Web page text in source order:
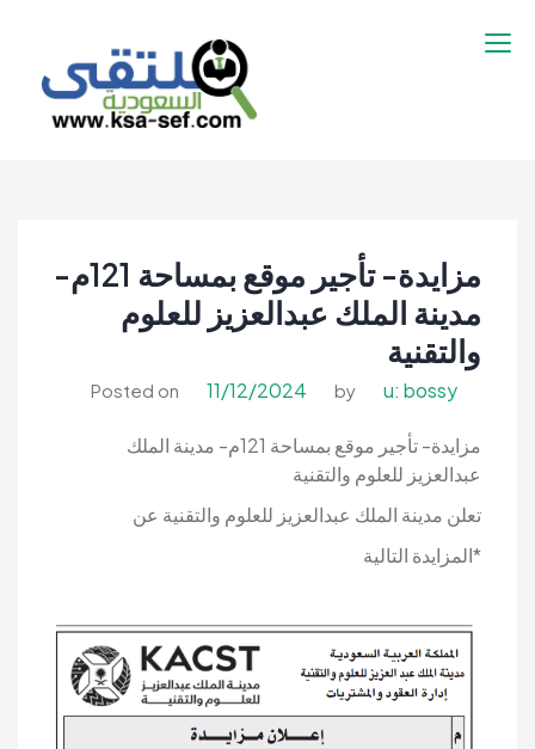
إلى
السعوديه | تنقيب
السعوديه
مزايدة- تأجير موقع بمساحة 121م-
مدينة الملك عبدالعزيز للعلوم
والتقنية
Posted on 11/12/2024 by u: bossy
مزايدة- تأجير موقع بمساحة 121م- مدينة الملك
عبدالعزيز للعلوم والتقنية
تعلن مدينة الملك عبدالعزيز للعلوم والتقنية عن
*المزايدة التالية